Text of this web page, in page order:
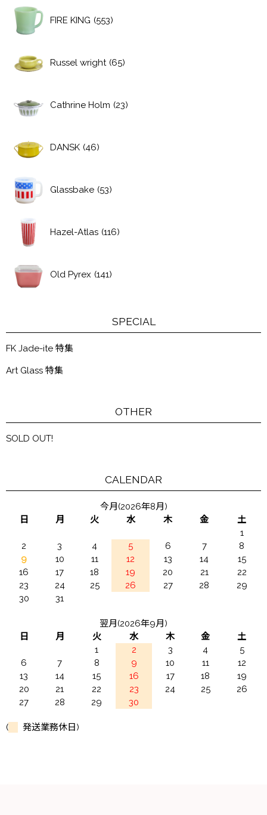
FIRE KING (553)
Russel wright (65)
Cathrine Holm (23)
DANSK (46)
Glassbake (53)
Hazel-Atlas (116)
Old Pyrex (141)
SPECIAL
FK Jade-ite 特集
Art Glass 特集
OTHER
SOLD OUT!
CALENDAR
今月(2026年8月)
日
月 火 水 木 金
土
1
2
3 4 5 6 7
8
9
10 11 12 13 14
15
16
17 18 19 20 21
22
23
24 25 26 27 28
29
30
31
翌月(2026年9月)
日
月 火 水 木 金
土
1
2 3 4
5
6
7 8 9 10 11
12
13
14 15 16 17 18
19
20
21 22 23 24 25
26
27
28 29 30
( 発送業務休日)